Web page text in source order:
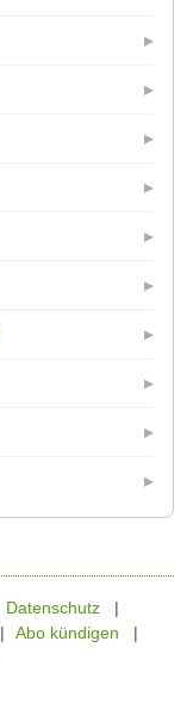
Datenschutz
Abo kündigen